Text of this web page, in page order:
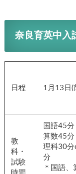
奈良育英中入
日程 1月13日(
教
科・
試験
国語45分
算数45分
理科30
分
＊国語、